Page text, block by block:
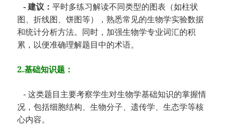
- 建议：平时多练习解读不同类型的图表（如柱状
图、折线图、饼图等），熟悉常见的生物学实验数据
和统计分析方法。同时，加强生物学专业词汇的积
累，以便准确理解题目中的术语。
2.基础知识题：
- 这类题目主要考察学生对生物学基础知识的掌握情
况，包括细胞结构、生物分子、遗传学、生态学等核
心内容。